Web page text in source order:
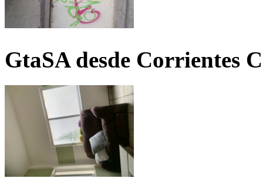
GtaSA desde Corrientes